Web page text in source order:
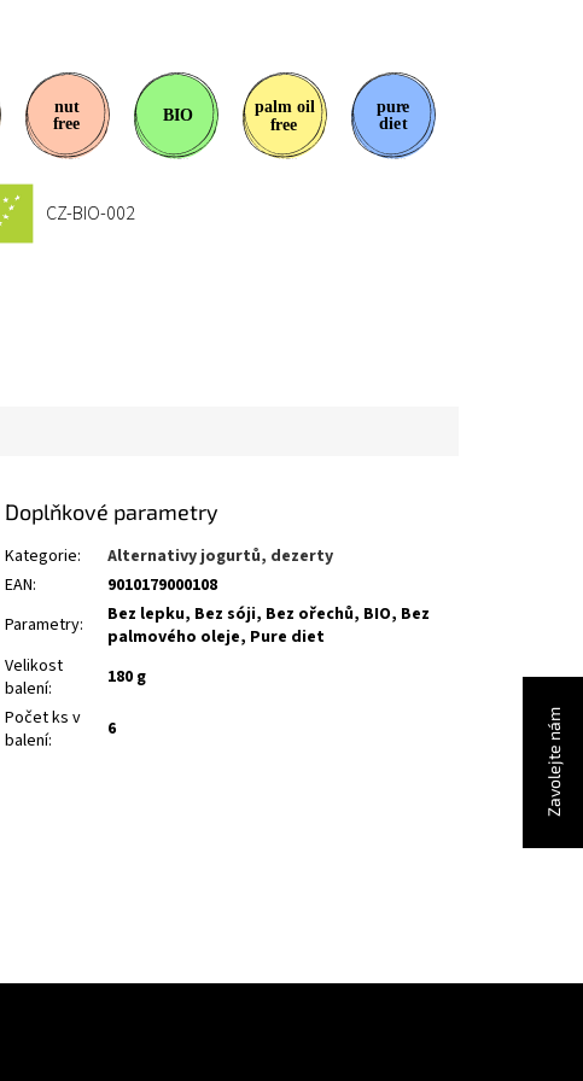
Zavolejte nám
CZ-BIO-002
Doplňkové parametry
Kategorie:
Alternativy jogurtů, dezerty
EAN:
9010179000108
Parametry:
Bez lepku, Bez sóji, Bez ořechů, BIO, Bez
palmového oleje, Pure diet
Velikost
balení:
180 g
Počet ks v
balení: 6